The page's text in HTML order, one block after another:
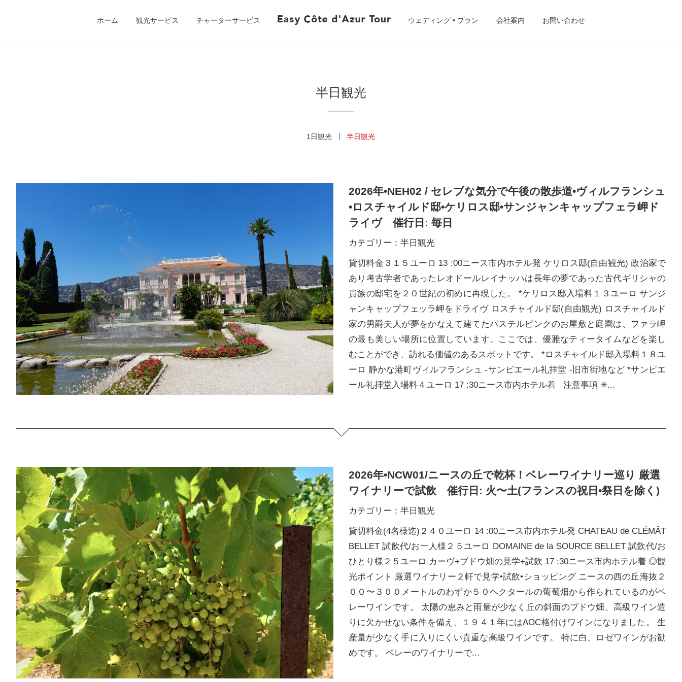
ホーム 観光サービス チャーターサービス ウェディング • プラン 会社案内 お問い合わせ
半日観光
1日観光 半日観光
2026年•NEH02 / セレブな気分で午後の散歩道•ヴィルフランシュ
•ロスチャイルド邸•ケリロス邸•サンジャンキャップフェラ岬ド
ライヴ 催行日: 毎日
カテゴリー： 半日観光
貸切料金３１５ユーロ 13 :00ニース市内ホテル発 ケリロス邸(自由観光) 政治家で
あり考古学者であったレオドールレイナッハは長年の夢であった古代ギリシャの
貴族の邸宅を２０世紀の初めに再現した。 *ケリロス邸入場料１３ユーロ サンジ
ャンキャップフェッラ岬をドライヴ ロスチャイルド邸(自由観光) ロスチャイルド
家の男爵夫人が夢をかなえて建てたパステルピンクのお屋敷と庭園は、ファラ岬
の最も美しい場所に位置しています。ここでは、優雅なティータイムなどを楽し
むことができ、訪れる価値のあるスポットです。 *ロスチャイルド邸入場料１８ユ
ーロ 静かな港町ヴィルフランシュ -サンピエール礼拝堂 -旧市街地など *サンピエ
ール礼拝堂入場料４ユーロ 17 :30ニース市内ホテル着 注意事項 ✳︎...
2026年•NCW01/ニースの丘で乾杯！ベレーワイナリー巡り 厳選
ワイナリーで試飲 催行日: 火〜土(フランスの祝日•祭日を除く)
カテゴリー： 半日観光
貸切料金(4名様迄)２４０ユーロ 14 :00ニース市内ホテル発 CHATEAU de CLÉMÂT
BELLET 試飲代/お一人様２５ユーロ DOMAINE de la SOURCE BELLET 試飲代/お
ひとり様２５ユーロ カーヴ+ブドウ畑の見学+試飲 17 :30ニース市内ホテル着 ◎観
光ポイント 厳選ワイナリー２軒で見学•試飲•ショッピング ニースの西の丘海抜２
００〜３００メートルのわずか５０ヘクタールの葡萄畑から作られているのがベ
レーワインです。 太陽の恵みと雨量が少なく丘の斜面のブドウ畑、高級ワイン造
りに欠かせない条件を備え、１９４１年にはAOC格付けワインになりました。 生
産量が少なく手に入りにくい貴重な高級ワインです。 特に白、ロゼワインがお勧
めです。 ベレーのワイナリーで...